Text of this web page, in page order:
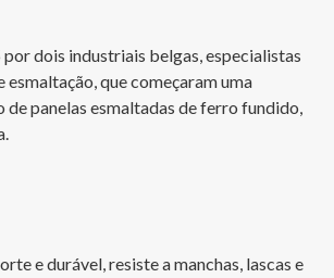
por dois industriais belgas, especialistas
que começaram uma
de panelas esmaltadas de ferro fundido,
e durável, resiste a manchas, lascas e